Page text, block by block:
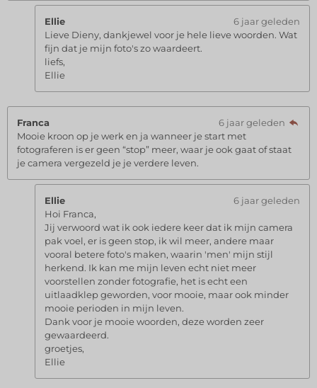
Ellie
6 jaar geleden
Lieve Dieny, dankjewel voor je hele lieve woorden. Wat
fijn dat je mijn foto's zo waardeert.
liefs,
Ellie
Franca
6 jaar geleden
Mooie kroon op je werk en ja wanneer je start met
fotograferen is er geen “stop” meer, waar je ook gaat of staat
je camera vergezeld je je verdere leven.
Ellie
6 jaar geleden
Hoi Franca,
Jij verwoord wat ik ook iedere keer dat ik mijn camera
pak voel, er is geen stop, ik wil meer, andere maar
vooral betere foto's maken, waarin 'men' mijn stijl
herkend. Ik kan me mijn leven echt niet meer
voorstellen zonder fotografie, het is echt een
uitlaadklep geworden, voor mooie, maar ook minder
mooie perioden in mijn leven.
Dank voor je mooie woorden, deze worden zeer
gewaardeerd.
groetjes,
Ellie